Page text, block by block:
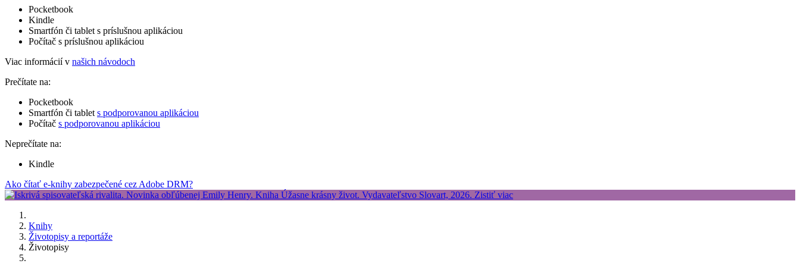
Pocketbook
Kindle
Smartfón či tablet s príslušnou aplikáciou
Počítač s príslušnou aplikáciou
Viac informácií v našich návodoch
Prečítate na:
Pocketbook
Smartfón či tablet s podporovanou aplikáciou
Počítač s podporovanou aplikáciou
Neprečítate na:
Kindle
Ako čítať e-knihy zabezpečené cez Adobe DRM?
Knihy
Životopisy a reportáže
Životopisy